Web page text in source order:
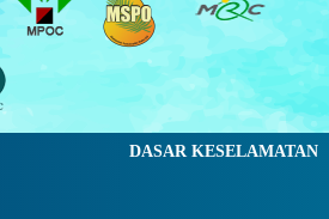
DASAR KESELAMATAN